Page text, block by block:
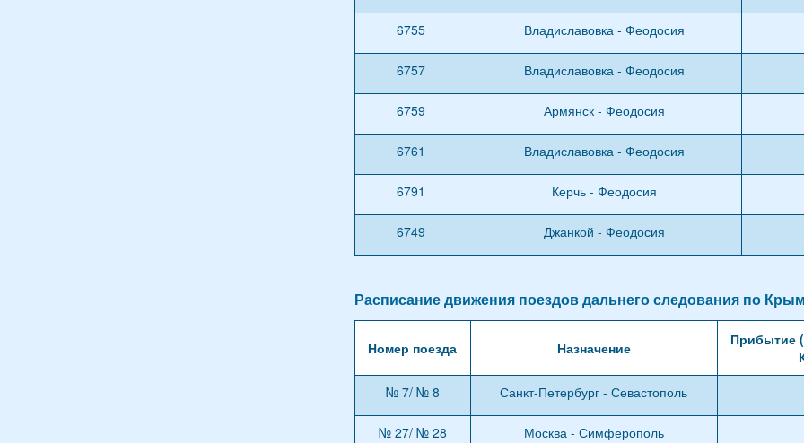
6755 Владиславовка - Феодосия
6757 Владиславовка - Феодосия
6759 Армянск - Феодосия
6761 Владиславовка - Феодосия
6791 Керчь - Феодосия
6749 Джанкой - Феодосия
Расписание движения поездов дальнего следования по
Номер поезда Назначение
Прибытие
№ 7/ № 8
Санкт-Петербург - Севастополь
№ 27/ № 28 Москва - Симферополь